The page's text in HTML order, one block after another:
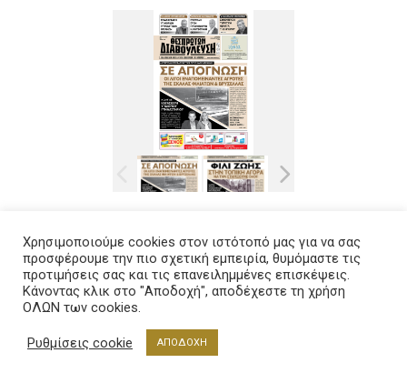
Χρησιμοποιούμε cookies στον ιστότοπό μας για να σας
προσφέρουμε την πιο σχετική εμπειρία, θυμόμαστε τις
προτιμήσεις σας και τις επανειλημμένες επισκέψεις.
Κάνοντας κλικ στο "Αποδοχή", αποδέχεστε τη χρήση
ΟΛΩΝ των cookies.
Ρυθμίσεις cookie ΑΠΟΔΟΧΗ